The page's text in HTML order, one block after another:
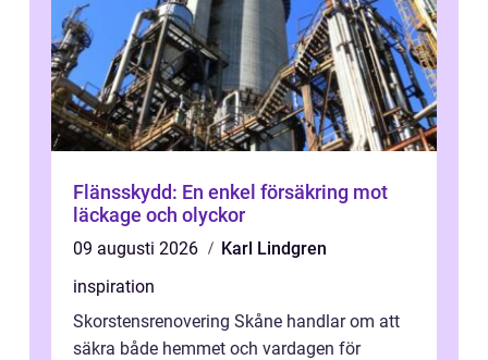
Flänsskydd: En enkel försäkring mot
läckage och olyckor
09 augusti 2026
Karl Lindgren
inspiration
Skorstensrenovering Skåne handlar om att
säkra både hemmet och vardagen för